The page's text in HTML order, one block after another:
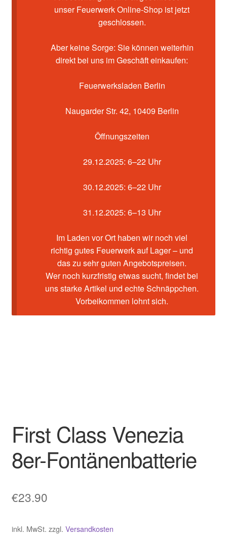
unser Feuerwerk Online-Shop ist jetzt
geschlossen.
Aber keine Sorge: Sie können weiterhin
direkt bei uns im Geschäft einkaufen:
Feuerwerksladen Berlin
Naugarder Str. 42, 10409 Berlin
Öffnungszeiten
29.12.2025: 6–22 Uhr
30.12.2025: 6–22 Uhr
31.12.2025: 6–13 Uhr
Im Laden vor Ort haben wir noch viel
richtig gutes Feuerwerk auf Lager – und
das zu sehr guten Angebotspreisen.
Wer noch kurzfristig etwas sucht, findet bei
uns starke Artikel und echte Schnäppchen.
Vorbeikommen lohnt sich.
First Class Venezia
8er-Fontänenbatterie
€23.90
inkl. MwSt. zzgl. Versandkosten